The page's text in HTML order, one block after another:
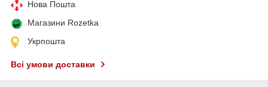
Нова Пошта
Магазини Rozetka
Укрпошта
Всі умови доставки